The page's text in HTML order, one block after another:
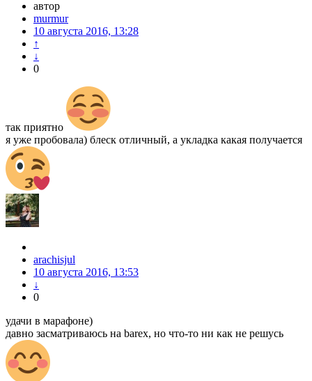
автор
murmur
10 августа 2016, 13:28
↑
↓
0
так приятно
я уже пробовала) блеск отличный, а укладка какая получается
arachisjul
10 августа 2016, 13:53
↓
0
удачи в марафоне)
давно засматриваюсь на barex, но что-то ни как не решусь